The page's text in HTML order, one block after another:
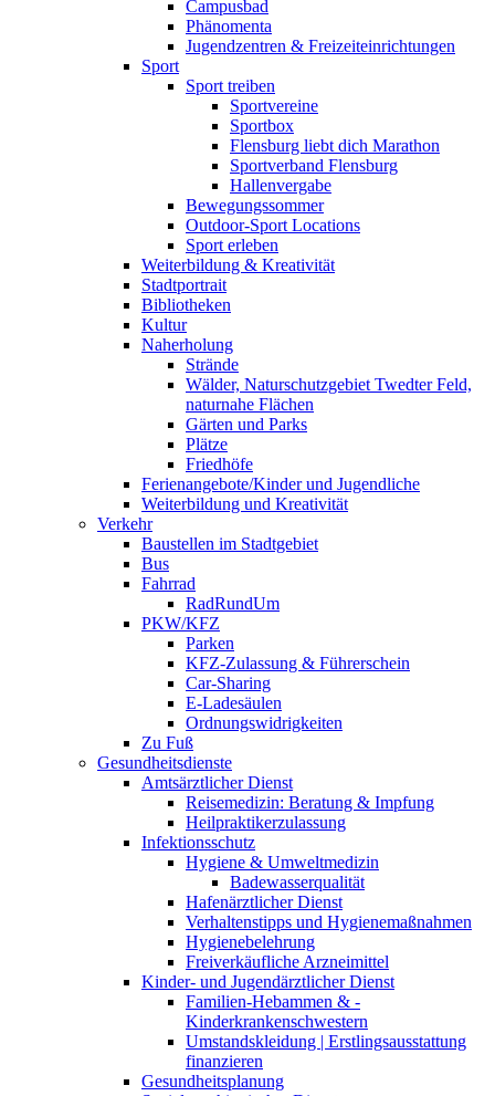
Campusbad
Phänomenta
Jugendzentren & Freizeiteinrichtungen
Sport
Sport treiben
Sportvereine
Sportbox
Flensburg liebt dich Marathon
Sportverband Flensburg
Hallenvergabe
Bewegungssommer
Outdoor-Sport Locations
Sport erleben
Weiterbildung & Kreativität
Stadtportrait
Bibliotheken
Kultur
Naherholung
Strände
Wälder, Naturschutzgebiet Twedter Feld,
naturnahe Flächen
Gärten und Parks
Plätze
Friedhöfe
Ferienangebote/Kinder und Jugendliche
Weiterbildung und Kreativität
Verkehr
Baustellen im Stadtgebiet
Bus
Fahrrad
RadRundUm
PKW/KFZ
Parken
KFZ-Zulassung & Führerschein
Car-Sharing
E-Ladesäulen
Ordnungswidrigkeiten
Zu Fuß
Gesundheitsdienste
Amtsärztlicher Dienst
Reisemedizin: Beratung & Impfung
Heilpraktikerzulassung
Infektionsschutz
Hygiene & Umweltmedizin
Badewasserqualität
Hafenärztlicher Dienst
Verhaltenstipps und Hygienemaßnahmen
Hygienebelehrung
Freiverkäufliche Arzneimittel
Kinder- und Jugendärztlicher Dienst
Familien-Hebammen & -
Kinderkrankenschwestern
Umstandskleidung | Erstlingsausstattung
finanzieren
Gesundheitsplanung